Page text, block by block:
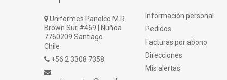
Uniformes Panelco M.R.
Brown Sur #469 | Ñuñoa
7760209 Santiago
Chile
+56 2 3308 7358
Información personal
Pedidos
Facturas por abono
Direcciones
Mis alertas